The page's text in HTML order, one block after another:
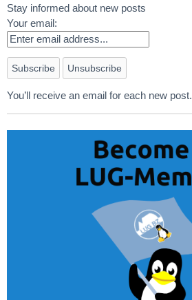
Stay informed about new posts
Your email:
You’ll receive an email for each new post.